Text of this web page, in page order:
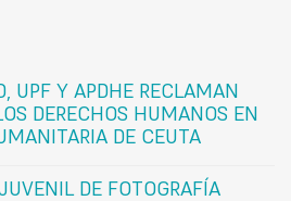
UPF Y APDHE RECLAMAN
DERECHOS HUMANOS EN
DE CEUTA
DE FOTOGRAFÍA